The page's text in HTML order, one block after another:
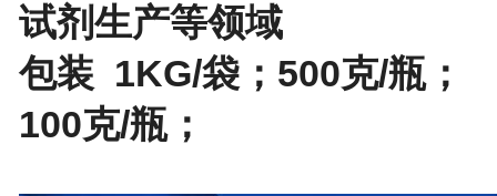
试剂生产等领域
包装 1KG/袋；500克/瓶；
100克/瓶；